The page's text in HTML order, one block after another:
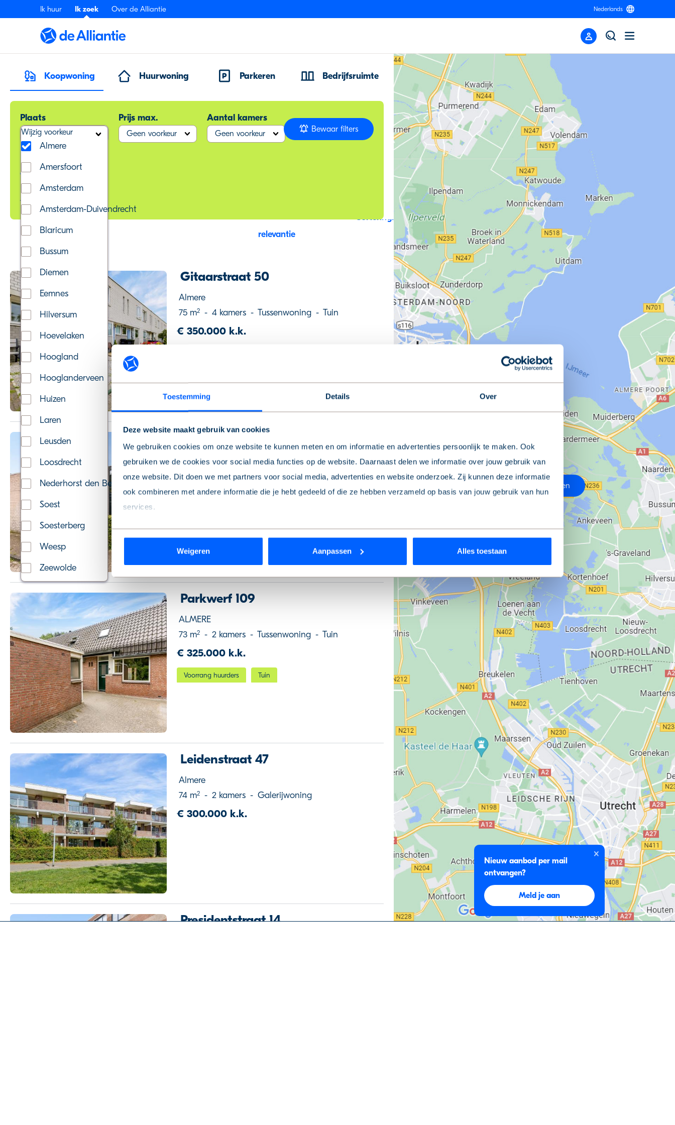
Toestemming Details Over
Deze website maakt gebruik van cookies
We gebruiken cookies om onze website te kunnen meten en om informatie en advertenties persoonlijk te maken. Ook
gebruiken we de cookies voor social media functies op de website. Daarnaast delen we informatie over jouw gebruik van
onze website. Dit doen we met partners voor social media, advertenties en website onderzoek. Zij kunnen deze informatie
ook combineren met andere informatie die je hebt gedeeld of die ze hebben verzameld op basis van jouw gebruik van hun
services.
Wil je je keuze aanpassen of je toestemming intrekken? Dat kan op elk moment via de link ‘cookieverklaring’ onderaan
We werken samen met9 derdendie uw gegevens kunnen ontvangen en verwerken.
Weigeren Aanpassen Alles toestaan
Ik huur Ik zoek Over de Alliantie Nederlands
Koopwoning Huurwoning Parkeren Bedrijfsruimte
Plaats
Wijzig voorkeur
Wijzig voorkeur
Almere
Amersfoort
Amsterdam
Amsterdam-Duivendrecht
Blaricum
Bussum
Diemen
Eemnes
Hilversum
Hoevelaken
Hoogland
Hooglanderveen
Huizen
Laren
Leusden
Loosdrecht
Nederhorst den Berg
Soest
Soesterberg
Weesp
Zeewolde
Meer filters
Prijs max.
Geen voorkeur
Aantal kamers
Geen voorkeur Bewaar filters
Almere
Sortering:
Gitaarstraat 50
Almere
75 m2 - 4 kamers - Tussenwoning - Tuin
€ 350.000 k.k.
Eemplein 14
Almere
50 m
- 2 kamers-Appartement-Tuin
€ 275.000 k.k.
Parkwerf 109
ALMERE
73 m2 - 2 kamers - Tussenwoning - Tuin
€ 325.000 k.k.
Voorrang huurders Tuin
Leidenstraat 47
Almere
74 m2 - 2 kamers - Galerijwoning
€ 300.000 k.k.
Presidentstraat 14
locaties tonen
Nieuw aanbod per mail
ontvangen?
Meld je aan